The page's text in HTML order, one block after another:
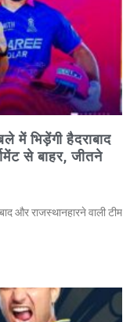
भिड़ेंगी हैदराबाद
से बाहर, जीतने
और राजस्थानहारने वाली टीम